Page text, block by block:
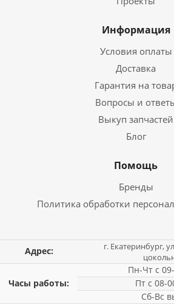
Информация
Условия оплаты
Доставка
Гарантия на
Вопросы и
Выкуп запчастей
Блог
Помощь
Бренды
Политика обработки
Адрес:
г. Екатеринбург,
Часы работы:
Пн-Чт с
Пт с 08-
Сб-Вс